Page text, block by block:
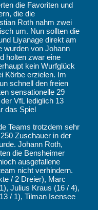
die Favoriten und
die die
Roth nahm zwei
um. Nun sollten die
Liyanage direkt am
wurden von Johann
holten zwar eine
kein Wurfglück
Körbe erzielen. Im
schnell den freien
sensationelle 29
VfL lediglich 13
das Spiel
Teams trotzdem sehr
Zuschauer in der
Johann Roth,
die Bensheimer
ausgefallene
nicht verhindern.
/ 2 Dreier), Marc
Julius Kraus (16 / 4),
/ 1), Tilman Isensee